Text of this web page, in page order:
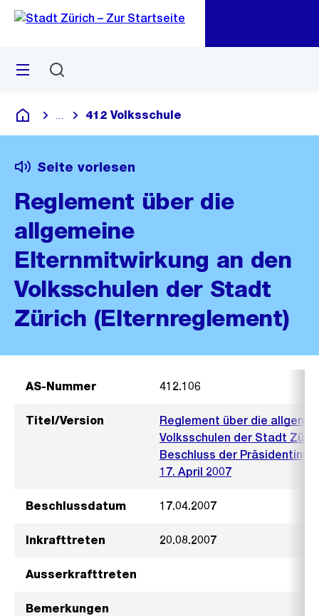
Navigation
Sprunglink
Menü
Deutsch
Blende alle Breadcrumbs ein
412 Volksschule
Seite vorlesen
Reglement über die
allgemeine
Elternmitwirkung an den
Volksschulen der Stadt
Zürich (Elternreglement)
AS-Nummer 412.106
Titel/Version
Reglement über die
Volksschulen der Stadt
Beschluss der
17. April 2007
Beschlussdatum 17.04.2007
Inkrafttreten 20.08.2007
Ausserkrafttreten
Bemerkungen